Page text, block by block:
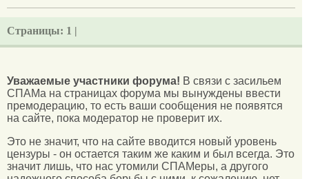
Страницы: 1 |
Уважаемые участники форума! В связи с засильем
СПАМа на страницах форума мы вынуждены ввести
премодерацию, то есть ваши сообщения не появятся
на сайте, пока модератор не проверит их.
Это не значит, что на сайте вводится новый уровень
цензуры - он остается таким же каким и был всегда. Это
значит лишь, что нас утомили СПАМеры, а другого